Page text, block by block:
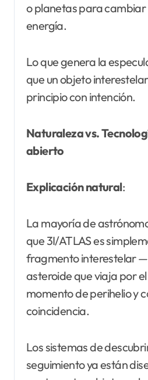
o planetas para cambiar
energía.
Lo que genera la
que un objeto
principio con intención.
Naturaleza vs.
abierto
Explicación natural:
La mayoría de
que 3I/ATLAS es
fragmento interestelar
asteroide que viaja por
momento de perihelio y
coincidencia.
Los sistemas de
seguimiento ya están